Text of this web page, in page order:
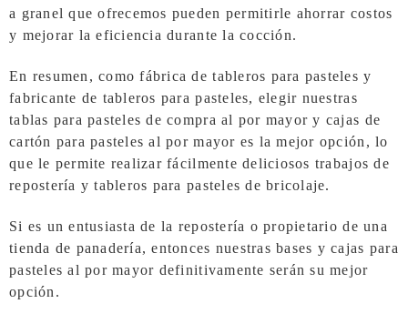
a granel que ofrecemos pueden permitirle ahorrar costos
y mejorar la eficiencia durante la cocción.
En resumen, como fábrica de tableros para pasteles y
fabricante de tableros para pasteles, elegir nuestras
tablas para pasteles de compra al por mayor y cajas de
cartón para pasteles al por mayor es la mejor opción, lo
que le permite realizar fácilmente deliciosos trabajos de
repostería y tableros para pasteles de bricolaje.
Si es un entusiasta de la repostería o propietario de una
tienda de panadería, entonces nuestras bases y cajas para
pasteles al por mayor definitivamente serán su mejor
opción.